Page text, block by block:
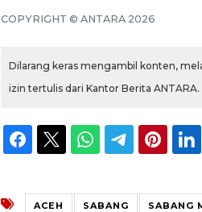
COPYRIGHT © ANTARA 2026
Dilarang keras mengambil konten,
izin tertulis dari Kantor Berita ANTARA.
ACEH SABANG SABANG